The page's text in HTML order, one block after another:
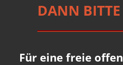
DANN
Für eine freie